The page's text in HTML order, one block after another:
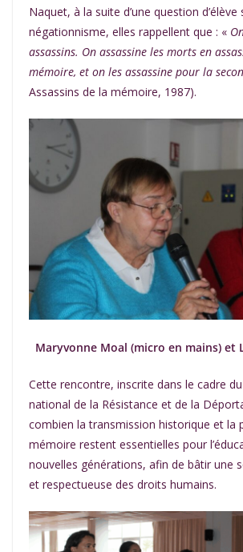
Naquet, à la suite d’une question d’élève
négationnisme, elles rappellent que : «
assassins. On assassine les morts en
mémoire, et on les assassine pour la
Assassins de la mémoire, 1987).
Maryvonne Moal (micro en mains) et
Cette rencontre, inscrite dans le cadre
national de la Résistance et de la
combien la transmission historique et la
mémoire restent essentielles pour
nouvelles générations, afin de bâtir une
et respectueuse des droits humains.